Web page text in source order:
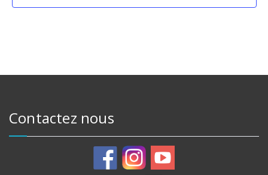
Contactez nous